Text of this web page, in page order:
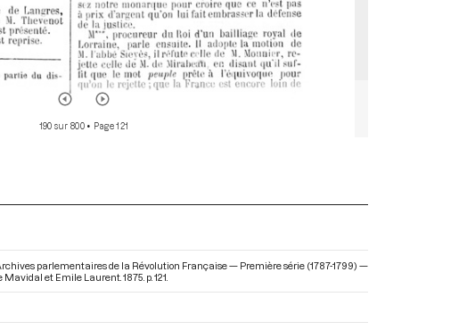
190 sur 800• Page 121
parlementaires de la Révolution Française — Première série (1787-1799) —
Mavidal et Emile Laurent. 1875. p. 121.